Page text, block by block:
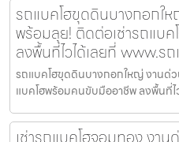
รถแบคโฮขุดดินบางกอกให
พร้อมลุย! ติดต่อเช่ารถแบ
ลงพื้นที่ไวได้เลยที่ www.ร
รถแบคโฮขุดดินบางกอกใหญ่ งานด่ว
แบคโฮพร้อมคนขับมืออาชีพ ลงพื้นที่ไ